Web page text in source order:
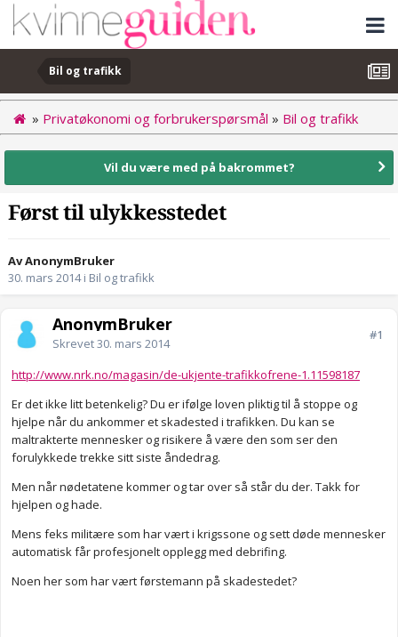
Bil og trafikk
» Privatøkonomi og forbrukerspørsmål » Bil og trafikk
Vil du være med på bakrommet?
Først til ulykkesstedet
Av AnonymBruker
30. mars 2014i Bil og trafikk
AnonymBruker
Skrevet30. mars 2014
#1
http://www.nrk.no/magasin/de-ukjente-trafikkofrene-1.11598187
Er det ikke litt betenkelig? Du er ifølge loven pliktig til å stoppe og
hjelpe når du ankommer et skadested i trafikken. Du kan se
maltrakterte mennesker og risikere å være den som ser den
forulykkede trekke sitt siste åndedrag.
Men når nødetatene kommer og tar over så står du der. Takk for
hjelpen og hade.
Mens feks militære som har vært i krigssone og sett døde mennesker
automatisk får profesjonelt opplegg med debrifing.
Noen her som har vært førstemann på skadestedet?